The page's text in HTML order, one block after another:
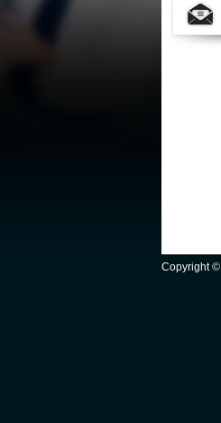
Copyright ©